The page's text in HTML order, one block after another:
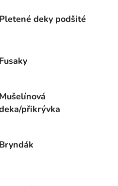
Pletené deky podšité
Fusaky
Mušelínová
přikrývka
Bryndák